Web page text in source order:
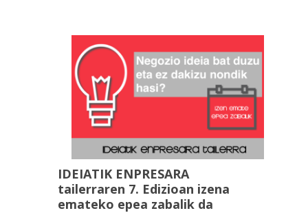
IDEIATIK ENPRESARA
tailerraren 7. Edizioan izena
emateko epea zabalik da